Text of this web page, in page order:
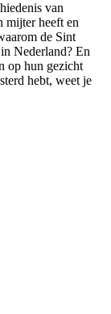
van
mijter heeft en
de Sint
Nederland? En
op hun gezicht
hebt, weet je